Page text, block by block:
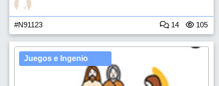
#N91123 14 105
Juegos e Ingenio